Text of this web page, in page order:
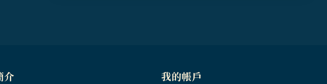
介 我的帳戶